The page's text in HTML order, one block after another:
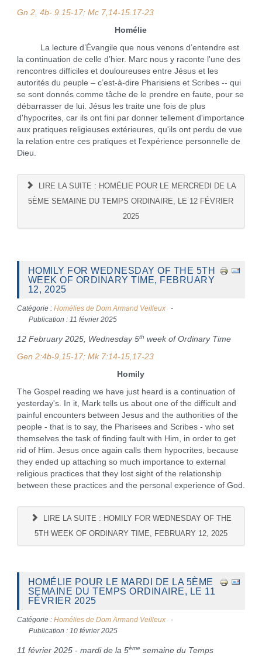
Gn 2, 4b- 9.15-17; Mc 7,14-15.17-23
Homélie
La lecture d’Évangile que nous venons d’entendre est
la continuation de celle d’hier. Marc nous y raconte l'une des
rencontres difficiles et douloureuses entre Jésus et les
autorités du peuple – c’est-à-dire Pharisiens et Scribes -- qui
se sont donnés comme tâche de le prendre en faute, pour se
débarrasser de lui. Jésus les traite une fois de plus
d'hypocrites, car ils ont fini par donner tellement d'importance
aux pratiques religieuses extérieures, qu'ils ont perdu de vue
la relation entre ces pratiques et l'expérience personnelle de
Dieu.
LIRE LA SUITE : HOMÉLIE POUR LE MERCREDI DE LA
5ÈME SEMAINE DU TEMPS ORDINAIRE, LE 12 FÉVRIER
2025
HOMILY FOR WEDNESDAY OF THE 5TH
WEEK OF ORDINARY TIME, FEBRUARY
12, 2025
Catégorie : Homélies de Dom Armand Veilleux
Publication : 11 février 2025
12 February 2025, Wednesday 5th week of Ordinary Time
Gen 2:4b-9,15-17; Mk 7:14-15,17-23
Homily
The Gospel reading we have just heard is a continuation of
yesterday's. In it, Mark tells us about one of the difficult and
painful encounters between Jesus and the authorities of the
people - that is to say, the Pharisees and Scribes - who set
themselves the task of finding fault with Him, in order to get
rid of Him. Jesus once again calls them hypocrites, because
they ended up attaching so much importance to external
religious practices that they lost sight of the relationship
between these practices and the personal experience of God.
LIRE LA SUITE : HOMILY FOR WEDNESDAY OF THE
5TH WEEK OF ORDINARY TIME, FEBRUARY 12, 2025
HOMÉLIE POUR LE MARDI DE LA 5ÈME
SEMAINE DU TEMPS ORDINAIRE, LE 11
FÉVRIER 2025
Catégorie : Homélies de Dom Armand Veilleux
Publication : 10 février 2025
11 février 2025 - mardi de la 5ème semaine du Temps